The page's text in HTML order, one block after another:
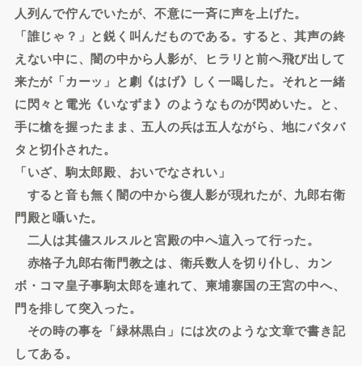
人列んで佇んでいたが、不意に一斉に声を上げた。
「誰じゃ？」と鋭く叫んだものである。すると、其声の終
えない中に、闇の中から人影が、ヒラリと前へ飛び出して
来たが「カーッ」と劇《はげ》しく一喝した。それと一緒
に閃々と電光《いなずま》のようなものが閃めいた。と、
手に槍を握ったまま、五人の兵は五人ながら、地にバタバ
タと切仆された。
「いざ、駒太郎殿、おいでなされい」
すると音も無く闇の中から復人影が現れたが、九郎右衛
門殿と囁いた。
二人は其儘スルスルと宮殿の中へ這入って行った。
赤格子九郎右衛門教之は、衛兵数人を切り仆し、カン
ボ・コマ皇子事駒太郎を連れて、柬埔寨国の王宮の中へ、
門を排して突入った。
その時の事を「緑林黒白」には次のような文章で書き記
してある。